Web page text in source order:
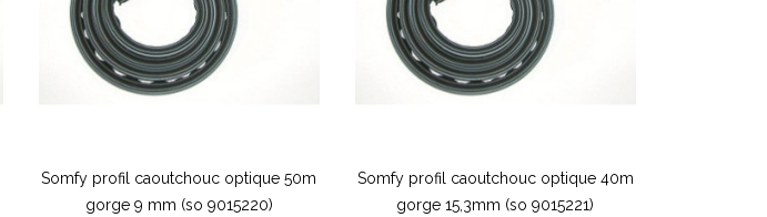
Somfy profil caoutchouc optique 50m
gorge 9 mm (so 9015220)
Somfy profil caoutchouc optique 40m
gorge 15,3mm (so 9015221)